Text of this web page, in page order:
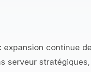
continue
serveur